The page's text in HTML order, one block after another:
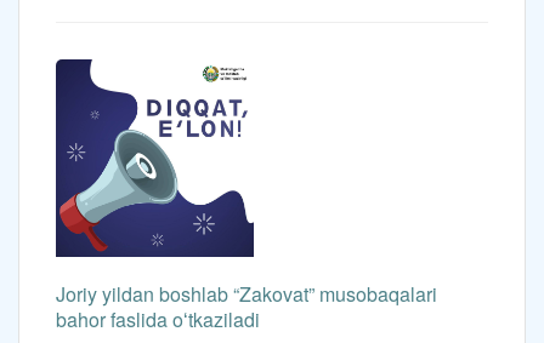
Joriy yildan boshlab “Zakovat” musobaqalari
bahor faslida oʻtkaziladi